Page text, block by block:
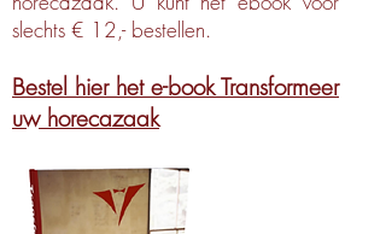
slechts € 12,- bestellen.
Bestel hier het e-book Transformeer
uw horecazaak